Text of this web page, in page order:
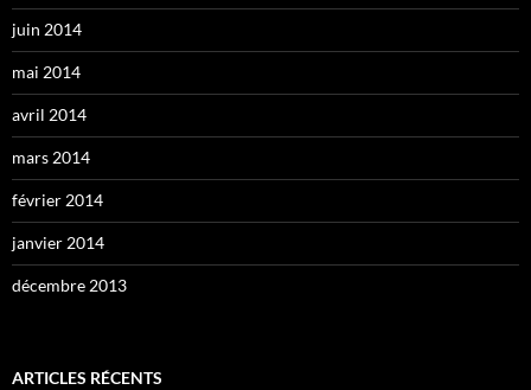
juin 2014
mai 2014
avril 2014
mars 2014
février 2014
janvier 2014
décembre 2013
ARTICLES RÉCENTS